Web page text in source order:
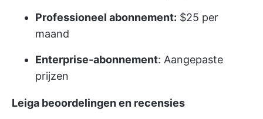
Professioneel abonnement: $25 per
maand
Enterprise-abonnement: Aangepaste
prijzen
Leiga beoordelingen en recensies